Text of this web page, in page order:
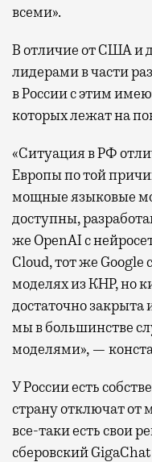
всеми».
В отличие от США и
лидерами в части
в России с этим
которых лежат на
«Ситуация в РФ
Европы по той
мощные языковые
доступны,
же OpenAI с
Cloud, тот же
моделях из КНР, но
достаточно закрыта
мы в большинстве
моделями», —
У России есть
страну отключат от
все-таки есть свои
сберовский